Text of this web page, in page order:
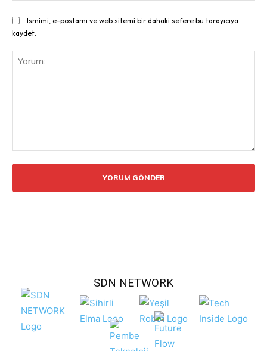
Ismimi, e-postamı ve web sitemi bir dahaki sefere bu tarayıcıya
kaydet.
SDN NETWORK